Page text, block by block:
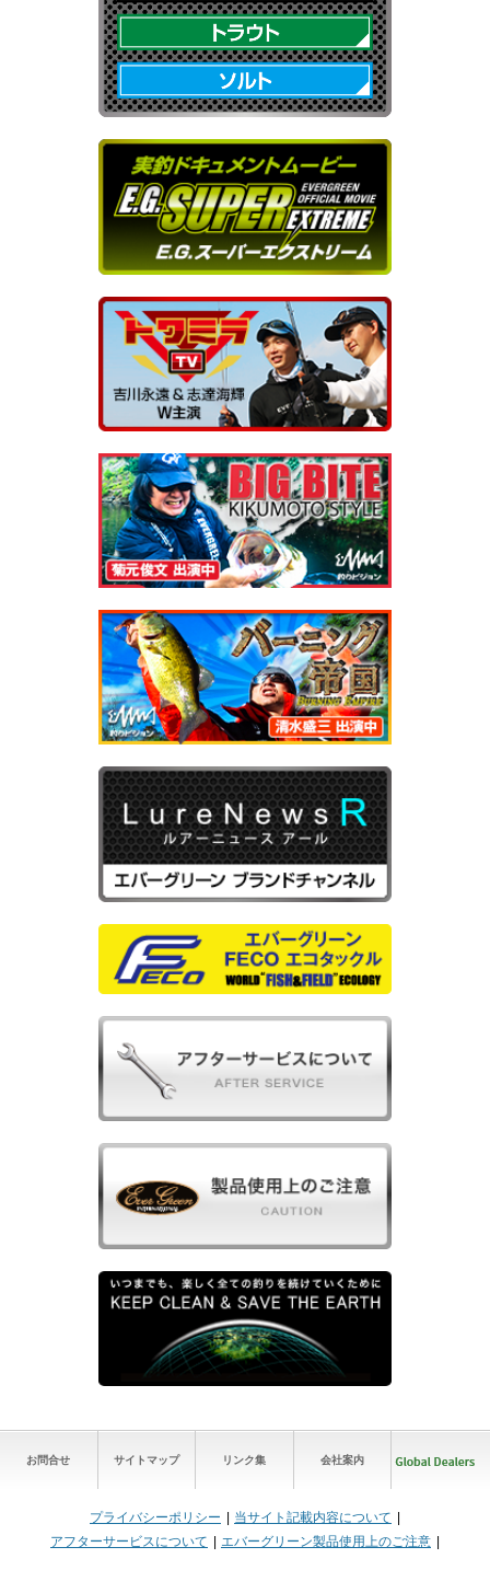
お問合せ サイトマップ リンク集 会社案内
プライバシーポリシー
当サイト記載内容について
アフターサービスについて
エバーグリーン製品使用上のご注意